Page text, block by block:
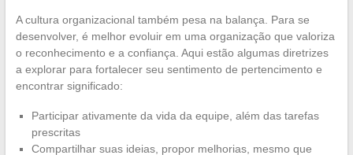
A cultura organizacional também pesa na balança. Para se
desenvolver, é melhor evoluir em uma organização que valoriza
o reconhecimento e a confiança. Aqui estão algumas diretrizes
a explorar para fortalecer seu sentimento de pertencimento e
encontrar significado:
Participar ativamente da vida da equipe, além das tarefas
prescritas
Compartilhar suas ideias, propor melhorias, mesmo que